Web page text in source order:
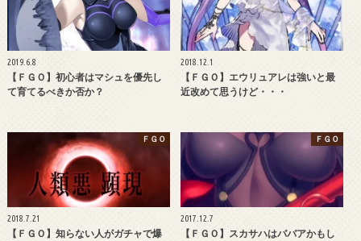
2019.6.8
【ＦＧＯ】初心者はマシュを優先し
て育てるべきか否か？
2018.12.1
【ＦＧＯ】エウリュアレは強いと最
近改めて思うけど・・・
ＦＧＯ
2018.7.21
【ＦＧＯ】知らない人がガチャで爆
ＦＧＯ
2017.12.7
【ＦＧＯ】スカサハはババアかもし